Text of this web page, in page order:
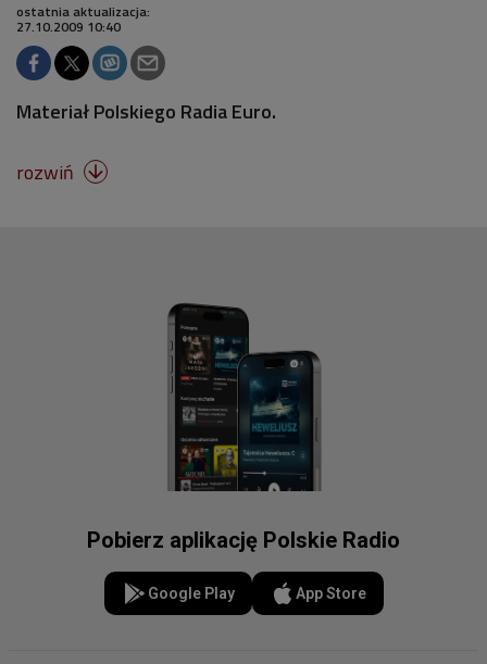
ostatnia aktualizacja:
27.10.2009 10:40
Materiał Polskiego Radia Euro.
rozwiń 
Pobierz aplikację Polskie Radio
Google Play App Store